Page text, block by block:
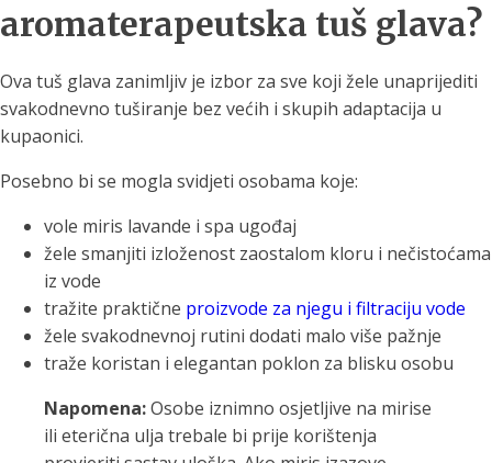
aromaterapeutska tuš glava?
Ova tuš glava zanimljiv je izbor za sve koji žele unaprijediti
svakodnevno tuširanje bez većih i skupih adaptacija u
kupaonici.
Posebno bi se mogla svidjeti osobama koje:
vole miris lavande i spa ugođaj
žele smanjiti izloženost zaostalom kloru i nečistoćama
iz vode
tražite praktične proizvode za njegu i filtraciju vode
žele svakodnevnoj rutini dodati malo više pažnje
traže koristan i elegantan poklon za blisku osobu
Napomena:Osobe iznimno osjetljive na mirise
ili eterična ulja trebale bi prije korištenja